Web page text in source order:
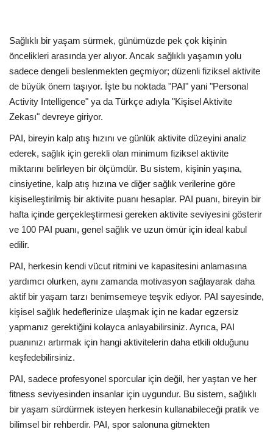
Sağlıklı bir yaşam sürmek, günümüzde pek çok kişinin
öncelikleri arasında yer alıyor. Ancak sağlıklı yaşamın yolu
sadece dengeli beslenmekten geçmiyor; düzenli fiziksel aktivite
de büyük önem taşıyor. İşte bu noktada "PAI" yani "Personal
Activity Intelligence" ya da Türkçe adıyla "Kişisel Aktivite
Zekası" devreye giriyor.
PAI, bireyin kalp atış hızını ve günlük aktivite düzeyini analiz
ederek, sağlık için gerekli olan minimum fiziksel aktivite
miktarını belirleyen bir ölçümdür. Bu sistem, kişinin yaşına,
cinsiyetine, kalp atış hızına ve diğer sağlık verilerine göre
kişiselleştirilmiş bir aktivite puanı hesaplar. PAI puanı, bireyin bir
hafta içinde gerçekleştirmesi gereken aktivite seviyesini gösterir
ve 100 PAI puanı, genel sağlık ve uzun ömür için ideal kabul
edilir.
PAI, herkesin kendi vücut ritmini ve kapasitesini anlamasına
yardımcı olurken, aynı zamanda motivasyon sağlayarak daha
aktif bir yaşam tarzı benimsemeye teşvik ediyor. PAI sayesinde,
kişisel sağlık hedeflerinize ulaşmak için ne kadar egzersiz
yapmanız gerektiğini kolayca anlayabilirsiniz. Ayrıca, PAI
puanınızı artırmak için hangi aktivitelerin daha etkili olduğunu
keşfedebilirsiniz.
PAI, sadece profesyonel sporcular için değil, her yaştan ve her
fitness seviyesinden insanlar için uygundur. Bu sistem, sağlıklı
bir yaşam sürdürmek isteyen herkesin kullanabileceği pratik ve
bilimsel bir rehberdir. PAI, spor salonuna gitmekten